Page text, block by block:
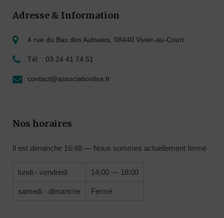
Adresse & Information
4 rue du Bas des Aulnaies, 08440 Vivier-au-Court
Tél. : 03 24 41 74 51
contact@associationlisa.fr
Nos horaires
Il est dimanche 16:48 — Nous sommes actuellement fermé
lundi - vendredi 14:00 — 18:00
samedi - dimanche Fermé